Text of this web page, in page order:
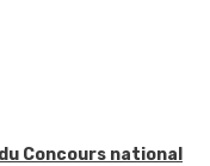
Concours national